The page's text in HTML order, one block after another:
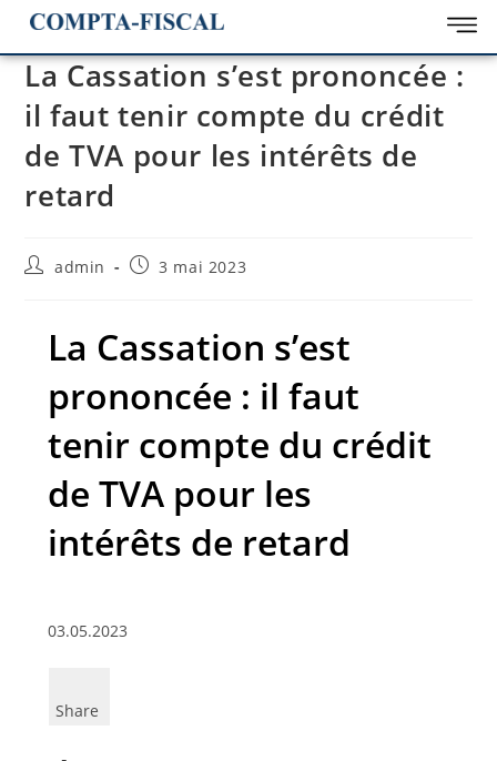
La Cassation s’est prononcée :
il faut tenir compte du crédit
de TVA pour les intérêts de
retard
admin 3 mai 2023
La Cassation s’est
prononcée : il faut
tenir compte du crédit
de TVA pour les
intérêts de retard
03.05.2023
Share